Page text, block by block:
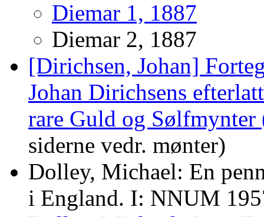
Diemar 1, 1887
Diemar 2, 1887
[Dirichsen, Johan]
Johan Dirichsens
rare Guld og
siderne vedr. mønter)
Dolley, Michael: En
i England. I: NNUM